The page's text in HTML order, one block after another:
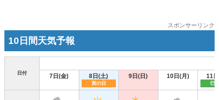
スポンサーリンク
10日間天気予報
日付 7日(金) 8日(土)
寅の日
9日(日) 10日(月) 11
巳